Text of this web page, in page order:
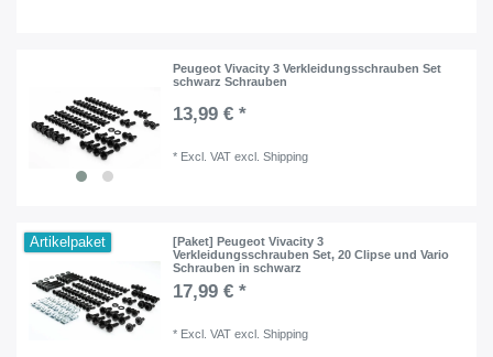
Peugeot Vivacity 3 Verkleidungsschrauben Set
schwarz Schrauben
13,99 € *
* Excl. VAT excl.Shipping
Artikelpaket
[Paket] Peugeot Vivacity 3
Verkleidungsschrauben Set, 20 Clipse und Vario
Schrauben in schwarz
17,99 € *
* Excl. VAT excl.Shipping